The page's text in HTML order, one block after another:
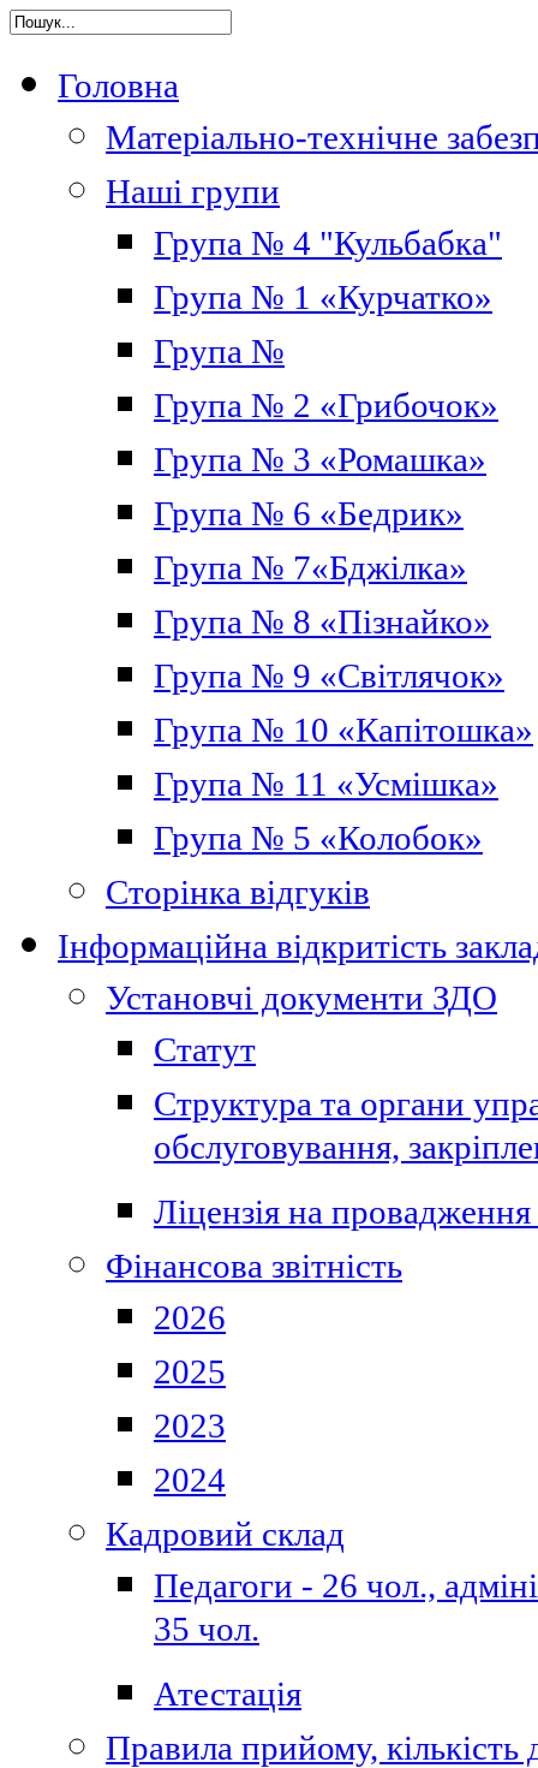
Головна
Матеріально-технічне
Наші групи
Група № 4 "Кульбабка"
Група № 1 «Курчатко»
Група №
Група № 2 «Грибочок»
Група № 3 «Ромашка»
Група № 6 «Бедрик»
Група № 7«Бджілка»
Група № 8 «Пізнайко»
Група № 9 «Світлячок»
Група № 10 «Капітошка»
Група № 11 «Усмішка»
Група № 5 «Колобок»
Сторінка відгуків
Інформаційна відкритість
Установчі документи ЗДО
Статут
Структура та органи
обслуговування,
Ліцензія на провадження
Фінансова звітність
2026
2025
2023
2024
Кадровий склад
Педагоги - 26 чол.,
35 чол.
Атестація
Правила прийому, кількість